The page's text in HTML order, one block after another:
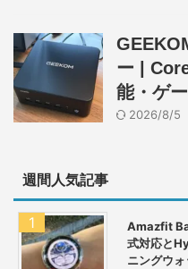
ー |
能・ゲ
2026/8/5
週間人気記事
Amazfit
式対応と
ニングウ